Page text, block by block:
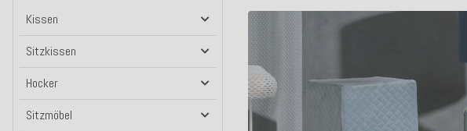
Kissen
Sitzkissen
Hocker
Sitzmöbel